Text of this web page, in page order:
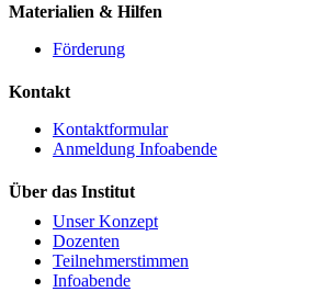
Materialien & Hilfen
Förderung
Kontakt
Kontaktformular
Anmeldung Infoabende
Über das Institut
Unser Konzept
Dozenten
Teilnehmerstimmen
Infoabende